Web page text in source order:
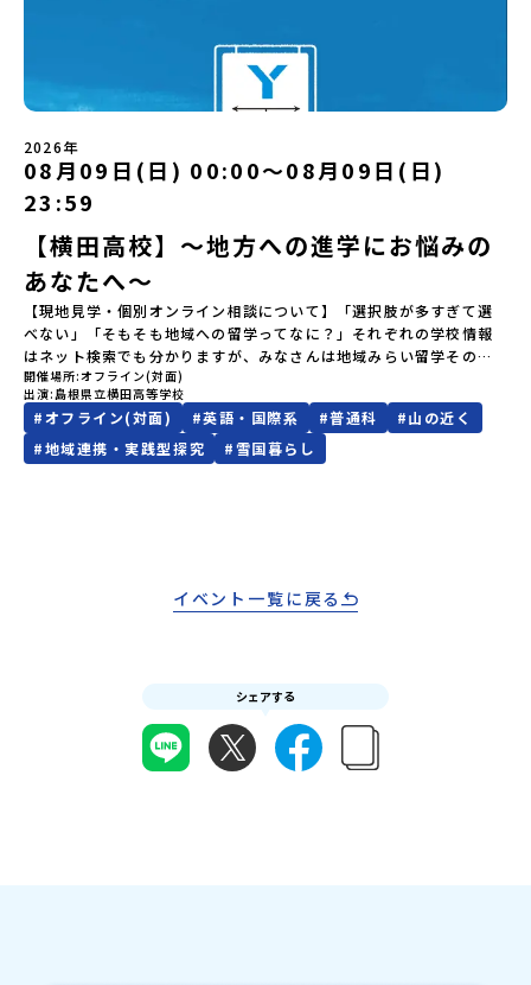
LINEよりご連絡をお願いします。※受信制限設定をしていると、通
知メールをお受け取りいただけません。その場合は、
「@miratabi.jp」からのメールを受信できるよう設定をお願いいた
します。※結果に関する個別のお問合せにはお答えしておりません
限りです。PC・スマートフォンからお申込ください。申込後の内容
変更はできません。お申込時は、メールアドレスの入力間違いにご
注意ください。・宿泊について１室に複数(同性2～4名程度)で宿泊
レルギー対応希望にはお応えしかねる場合がございます。対応が必
要な場合は必ず事前にご相談ください。・参加取消や急遽参加でき
なくなった場合について参加決定後の参加お取り消しはご遠慮下さ
い。やむを得ないお取り消しの場合はお早めに事務局までご連絡く
ださい。・キャンセルポリシーやむを得ない参加お取り消しの場
合、以下のルールに沿って対応させていただきます。ご了承くださ
い。プログラム開催日の前日＜8月2日＞から、【キャンセルのご連
絡日：お支払いいただく旅行代金】・21日目にあたる日以前：無
料・20日目-8日目：20％・7日目-2日目：30％・プログラム開始日
の前日：40％・プログラム開始日当日：50％・ご連絡無しでの不参
ム主催：一般財団法人地域・教育魅力化プラットフォーム＞「意志
徒一人ひとりの夢や価値観に合った地域・学校で1〜3年間過ごすこ
とができるシステム「地域みらい留学」をはじめとした、教育事業
や地域活性モデルをつくり続けています。名 称：一般財団法人地
域・教育魅力化プラットフォーム設 立：2017年3月代表者：岩本
【STEP 2】プログラム説明会〜「標津町」の内容をもっと知りした
い方へ〜全体説明を聞いたうえで、「プログラムで何をするの？」
「どんなまちなの？」という疑問にお答えする詳細配信です。2泊3
日のプログラムの中身をお伝えします。日時：6月10日(水) 19：
00〜20：00内容：どんなところ？プログラム詳細解説、質疑応答紹
介地域：鹿児島県出水市・出水工業高校/北海道標津町/岩手県八幡
平市/愛媛県鬼北町＊4つの地域のプログラムを1時間でぎゅっとお届
けします。お申し込み：https://c-mirai.jp/events/064069お気
軽にどうぞ！「はじめての一人旅だけど大丈夫？」「どんな体験が
できるの？」そんな保護者様の不安や、中学生のみなさんの素朴な
疑問にスタッフが直接お答えします。チャットでの質問も可能です
ので、ぜひご自宅からリラックスしてご参加ください。▼お申し込
み前に必ずご確認ください・参加規約への同意プログラムへの参加
申し込みいただく前に、「お申し込みに関する各規約」への同意が
必須となります。ご確認ください。・抽選による参加者決定につい
てお申込みいただいた方の中から抽選の上、締め切り日から1週間を
目途に、お申し込み時に記入いただいたメールアドレス宛に「当選
／落選メール」をお送りいたします。当選者は、メールに記載され
た「当選確認フォーム」に３日以内に回答いただき、確認フォーム
受信制限設定をしていると、通知メールをお受け取りいただけませ
ん。その場合は、「@miratabi.jp」からのメールを受信できるよう
さい。申込後の内容変更はできません。お申込時は、メールアドレ
スの入力間違いにご注意ください。・宿泊について１室に複数(同性
2～4名程度)で宿泊いただく予定です。・食事アレルギー対応につい
て個別の詳細なアレルギー対応希望にはお応えしかねる場合がござ
囲気や飯野高校での暮らしについて直接聞いてみたい方📅 開催概要
日時：2026年8月9日（日） 20:00～20:50対象：中学生、保護者様
形式：オンライン（Zoom）⏰ 内容（予定）〇飯野高校＆生活文化
ム、地域密着の実践活動について〇【在校生トーク】先輩が語る！
生活文化科のリアル※「この学科を選んだ理由」「地域活動でのエ
ピソード」「飯野高校での楽しい毎日」〇質問コーナー・個別相談
※チャットやマイクで、在校生や先生に気になるところを直接質問
できます！
2026年
08月09日(日) 00:00〜08月09日(日)
23:59
【横田高校】～地方への進学にお悩みの
あなたへ～
【現地見学・個別オンライン相談について】「選択肢が多すぎて選
べない」「そもそも地域への留学ってなに？」それぞれの学校情報
はネット検索でも分かりますが、みなさんは地域みらい留学そのも
のをイメージできていますか？地域みらい留学がスタートする前か
ら県外生を積極的に受け入れてきた横田高校。本校では、これまで
100名以上（毎年10名程度）の「みらい留学生」を受け入れてきま
した。そんな全国トップクラスの受け入れ実績校へ気軽に「今の気
持ち」を話してみませんか？横田高校は、（本校への進学希望でな
供も可能です。情報収集の一環としてご活用ください！
開催場所 オフライン(対面)
出演 島根県立横田高等学校
#オフライン(対面) #英語・国際系 #普通科 #山の近く
#地域連携・実践型探究 #雪国暮らし
イベント一覧に戻る
シェアする